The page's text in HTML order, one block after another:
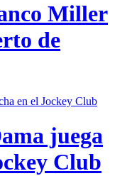
Miller
de
juega
Club